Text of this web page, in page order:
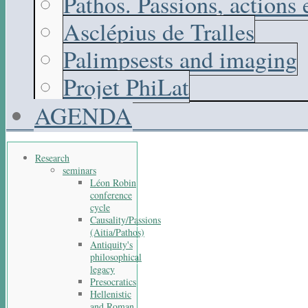
Asclépius de Tralles
Palimpsests and imaging
Projet PhiLat
AGENDA
Research
seminars
Léon Robin
conference
cycle
Causality/Passions
(Aitia/Pathos)
Antiquity's
philosophical
legacy
Presocratics
Hellenistic